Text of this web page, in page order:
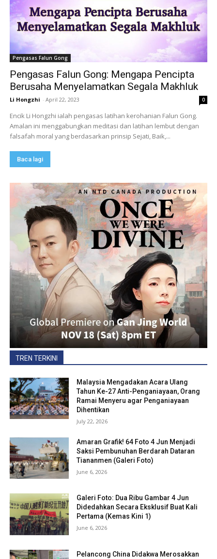
Pengasas Falun Gong
Pengasas Falun Gong: Mengapa Pencipta
Berusaha Menyelamatkan Segala Makhluk
Li Hongzhi - April 22, 2023 0
Encik Li Hongzhi ialah pengasas latihan kerohanian Falun Gong.
Amalan ini menggabungkan meditasi dan latihan lembut dengan
falsafah moral yang berdasarkan prinsip Sejati, Baik,...
Baca lagi
TREN TERKINI
Malaysia Mengadakan Acara Ulang
Tahun Ke-27 Anti-Penganiayaan, Orang
Ramai Menyeru agar Penganiayaan
Dihentikan
July 22, 2026
Amaran Grafik! 64 Foto 4 Jun Menjadi
Saksi Pembunuhan Berdarah Dataran
Tiananmen (Galeri Foto)
June 6, 2026
Galeri Foto: Dua Ribu Gambar 4 Jun
Didedahkan Secara Eksklusif Buat Kali
Pertama (Kemas Kini 1)
June 6, 2026
Pelancong China Didakwa Merosakkan